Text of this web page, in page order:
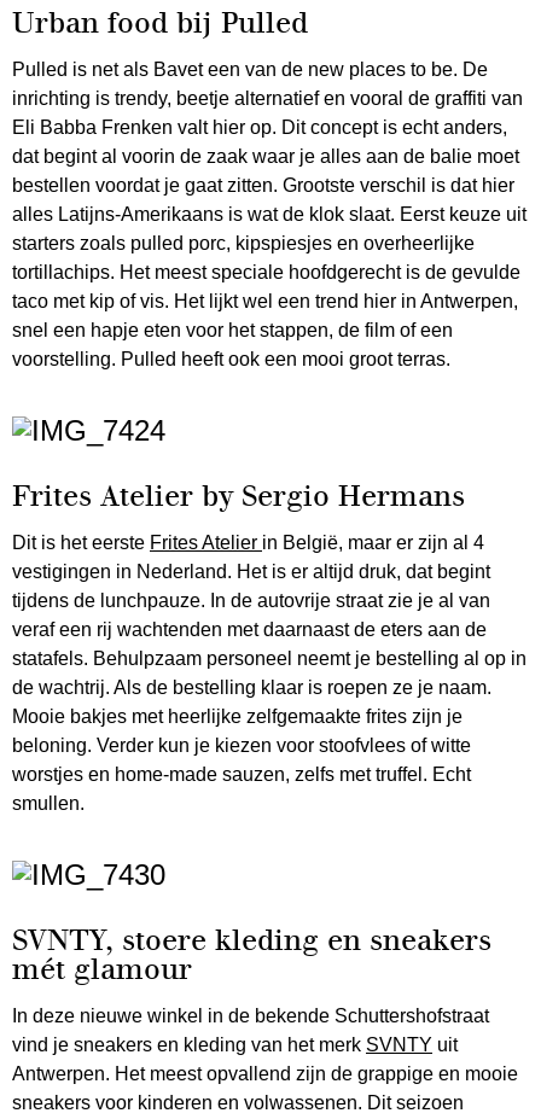
Urban food bij Pulled
Pulled is net als Bavet een van de new places to be. De
inrichting is trendy, beetje alternatief en vooral de graffiti van
Eli Babba Frenken valt hier op. Dit concept is echt anders,
dat begint al voorin de zaak waar je alles aan de balie moet
bestellen voordat je gaat zitten. Grootste verschil is dat hier
alles Latijns-Amerikaans is wat de klok slaat. Eerst keuze uit
starters zoals pulled porc, kipspiesjes en overheerlijke
tortillachips. Het meest speciale hoofdgerecht is de gevulde
taco met kip of vis. Het lijkt wel een trend hier in Antwerpen,
snel een hapje eten voor het stappen, de film of een
voorstelling. Pulled heeft ook een mooi groot terras.
Frites Atelier by Sergio Hermans
Dit is het eerste Frites Atelier in België, maar er zijn al 4
vestigingen in Nederland. Het is er altijd druk, dat begint
tijdens de lunchpauze. In de autovrije straat zie je al van
veraf een rij wachtenden met daarnaast de eters aan de
statafels. Behulpzaam personeel neemt je bestelling al op in
de wachtrij. Als de bestelling klaar is roepen ze je naam.
Mooie bakjes met heerlijke zelfgemaakte frites zijn je
beloning. Verder kun je kiezen voor stoofvlees of witte
worstjes en home-made sauzen, zelfs met truffel. Echt
smullen.
SVNTY, stoere kleding en sneakers
mét glamour
In deze nieuwe winkel in de bekende Schuttershofstraat
vind je sneakers en kleding van het merk SVNTY uit
Antwerpen. Het meest opvallend zijn de grappige en mooie
sneakers voor kinderen en volwassenen. Dit seizoen